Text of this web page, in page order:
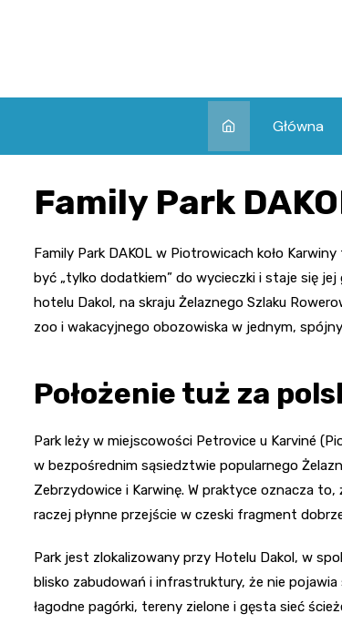
Główna
Family Park
Family Park DAKOL w Piotrowicach koło
być „tylko dodatkiem” do wycieczki i staje się
hotelu Dakol, na skraju Żelaznego Szlaku
zoo i wakacyjnego obozowiska w jednym,
Położenie tuż za
Park leży w miejscowości Petrovice u Karviné
w bezpośrednim sąsiedztwie popularnego
Zebrzydowice i Karwinę. W praktyce oznacza
raczej płynne przejście w czeski fragment
Park jest zlokalizowany przy Hotelu Dakol, w
blisko zabudowań i infrastruktury, że nie
łagodne pagórki, tereny zielone i gęsta sieć